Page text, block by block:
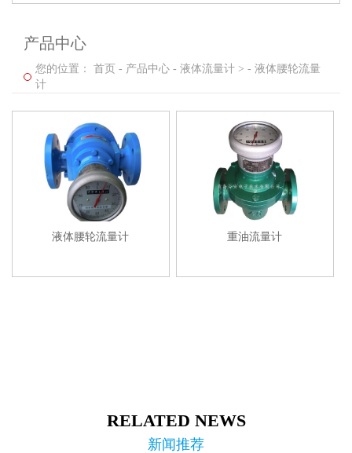
产品中心
您的位置： 首页 - 产品中心 - 液体流量计 > - 液体腰轮流量
计
液体腰轮流量计 重油流量计
RELATED NEWS
新闻推荐